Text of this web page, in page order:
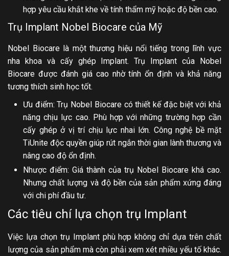
hợp yêu cầu khắt khe về tính thẩm mỹ hoặc độ bền cao.
Trụ Implant Nobel Biocare của Mỹ
Nobel Biocare là một thương hiệu nổi tiếng trong lĩnh vực
nha khoa và cấy ghép Implant. Trụ Implant của Nobel
Biocare được đánh giá cao nhờ tính ổn định và khả năng
tương thích sinh học tốt.
Ưu điểm: Trụ Nobel Biocare có thiết kế đặc biệt với khả
năng chịu lực cao. Phù hợp với những trường hợp cần
cấy ghép ở vị trí chịu lực nhai lớn. Công nghệ bề mặt
TiUnite độc quyền giúp rút ngắn thời gian lành thương và
nâng cao độ ổn định.
Nhược điểm: Giá thành của trụ Nobel Biocare khá cao.
Nhưng chất lượng và độ bền của sản phẩm xứng đáng
với chi phí đầu tư.
Các tiêu chí lựa chọn trụ Implant
Việc lựa chọn trụ Implant phù hợp không chỉ dựa trên chất
lượng của sản phẩm mà còn phải xem xét nhiều yếu tố khác.